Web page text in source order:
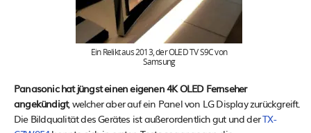
Ein Relikt aus 2013, der OLED TV S9C von
Samsung
Panasonic hat jüngst einen eigenen 4K OLED Fernseher
angekündigt, welcher aber auf ein Panel von LG Display zurückgreift.
Die Bildqualität des Gerätes ist außerordentlich gut und derTX-